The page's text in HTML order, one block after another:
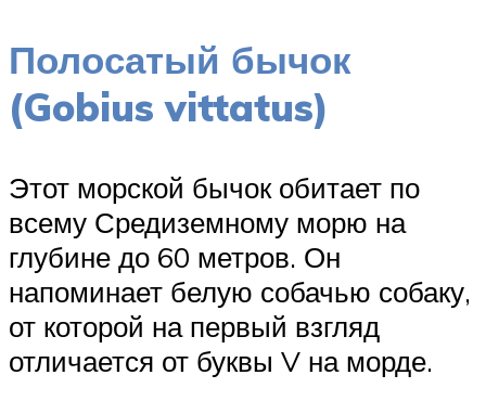
Полосатый бычок
(Gobius vittatus)
Этот морской бычок обитает по
всему Средиземному морю на
глубине до 60 метров. Он
напоминает белую собачью собаку,
от которой на первый взгляд
отличается от буквы V на морде.